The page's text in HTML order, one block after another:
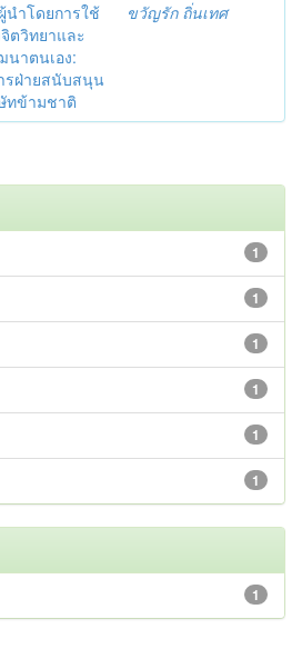
ำโดยการใช้
ตวิทยาและ
าตนเอง:
รฝ่ายสนับสนุน
ทข้ามชาติ
ขวัญรัก ถิ่นเทศ
1
1
1
1
1
1
1